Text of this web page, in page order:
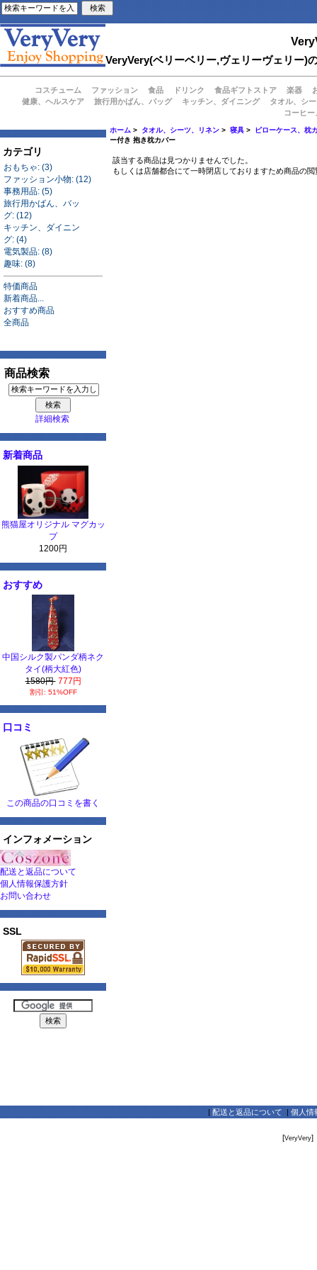
VeryVery(ベリーベリー,ヴェリーヴェリー)
コスチューム ファッション 食品 ドリンク 食品ギフトストア 楽器
健康、ヘルスケア
旅行用かばん、バッグ キッチン、ダイニング
タオル、シ
コーヒ
カテゴリ
おもちゃ: (3)
ファッション小物: (12)
事務用品: (5)
旅行用かばん、バッ
グ: (12)
キッチン、ダイニン
グ: (4)
電気製品: (8)
趣味: (8)
特価商品
新着商品...
おすすめ商品
全商品
商品検索
詳細検索
新着商品
熊猫屋オリジナル マグカッ
プ
1200円
おすすめ
中国シルク製パンダ柄ネク
タイ(柄大紅色)
1580円 777円
割引: 51%OFF
口コミ
この商品の口コミを書く
インフォメーション
配送と返品について
個人情報保護方針
お問い合わせ
SSL
ホーム > タオル、シーツ、リネン >寝具 >
ピローケース、枕
ー付き 抱き枕カバー
該当する商品は見つかりませんでした。
もしくは店舗都合にて一時閉店しておりますため商品の
| 配送と返品について | 個人情
[VeryVery]